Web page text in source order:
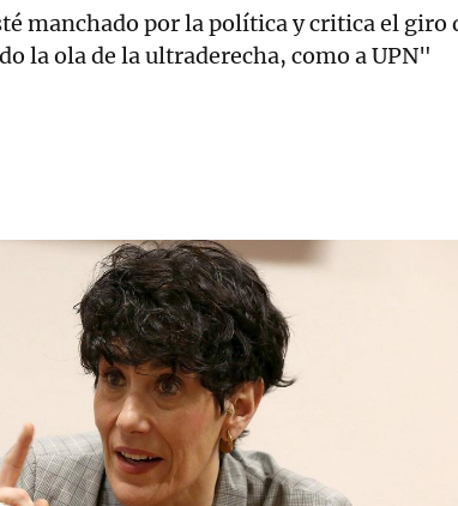
manchado por la política y critica el
la ola de la ultraderecha, como a UPN"